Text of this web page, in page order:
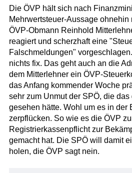
Die ÖVP hält sich nach
Mehrwertsteuer-Aussage ohnehin
ÖVP-Obmann Reinhold
reagiert und scherzhaft eine
Falschmeldungen"
nichts fix. Das geht auch an die
dem Mitterlehner ein ÖVP-
das Anfang kommender Woche
sehr zum Unmut der SPÖ, die
gesehen hätte. Wohl um es in der
zerpflücken. So wie es die ÖVP
Registrierkassenpflicht zur
gemacht hat. Die SPÖ will damit
holen, die ÖVP sagt nein.